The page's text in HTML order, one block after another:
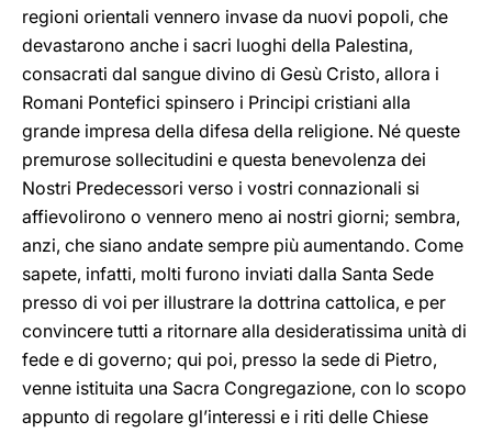
regioni orientali vennero invase da nuovi popoli, che
devastarono anche i sacri luoghi della Palestina,
consacrati dal sangue divino di Gesù Cristo, allora i
Romani Pontefici spinsero i Principi cristiani alla
grande impresa della difesa della religione. Né queste
premurose sollecitudini e questa benevolenza dei
Nostri Predecessori verso i vostri connazionali si
affievolirono o vennero meno ai nostri giorni; sembra,
anzi, che siano andate sempre più aumentando. Come
sapete, infatti, molti furono inviati dalla Santa Sede
presso di voi per illustrare la dottrina cattolica, e per
convincere tutti a ritornare alla desideratissima unità di
fede e di governo; qui poi, presso la sede di Pietro,
venne istituita una Sacra Congregazione, con lo scopo
appunto di regolare gl’interessi e i riti delle Chiese